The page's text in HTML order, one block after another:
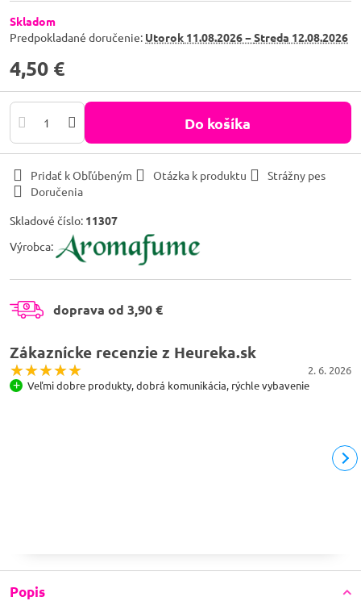
Skladom
Predpokladané doručenie: Utorok 11.08.2026 −Streda 12.08.2026
4,50 €
Do košíka
Pridať k Obľúbeným Otázka k produktu
Strážny pes
Doručenia
Skladové číslo: 11307
Výrobca:
doprava od 3,90 €
Zákaznícke recenzie z Heureka.sk
2. 6. 2026
Veľmi dobre produkty, dobrá komunikácia, rýchle vybavenie
Popis